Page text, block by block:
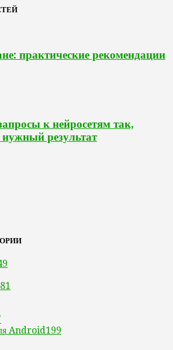
практические рекомендации
к нейросетям так,
результат
Android199